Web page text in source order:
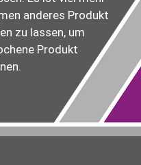
anderes Produkt
zu lassen, um
Produkt